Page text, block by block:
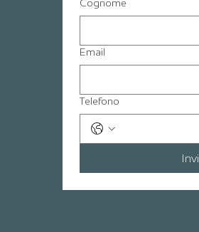
Cognome
Email
Telefono